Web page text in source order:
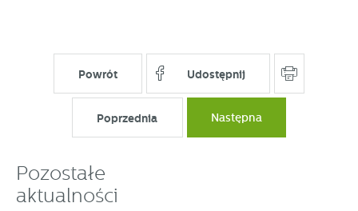
Powrót Udostępnij
Poprzednia Następna
Pozostałe
aktualności